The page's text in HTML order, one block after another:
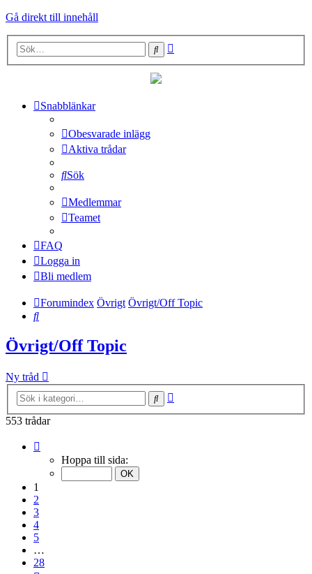
Gå direkt till innehåll
Sök
Snabblänkar
Obesvarade inlägg
Aktiva trådar
Sök
Medlemmar
Teamet
FAQ
Logga in
Bli medlem
Forumindex Övrigt Övrigt/Off Topic
Sök
Övrigt/Off Topic
Ny tråd
Sök
553 trådar
Hoppa till sida:
1
2
3
4
5
…
28